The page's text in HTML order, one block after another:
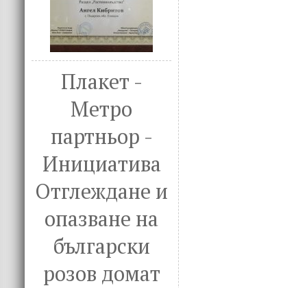
Плакет -
Метро
партньор -
Инициатива
Отглеждане и
опазване на
български
розов домат